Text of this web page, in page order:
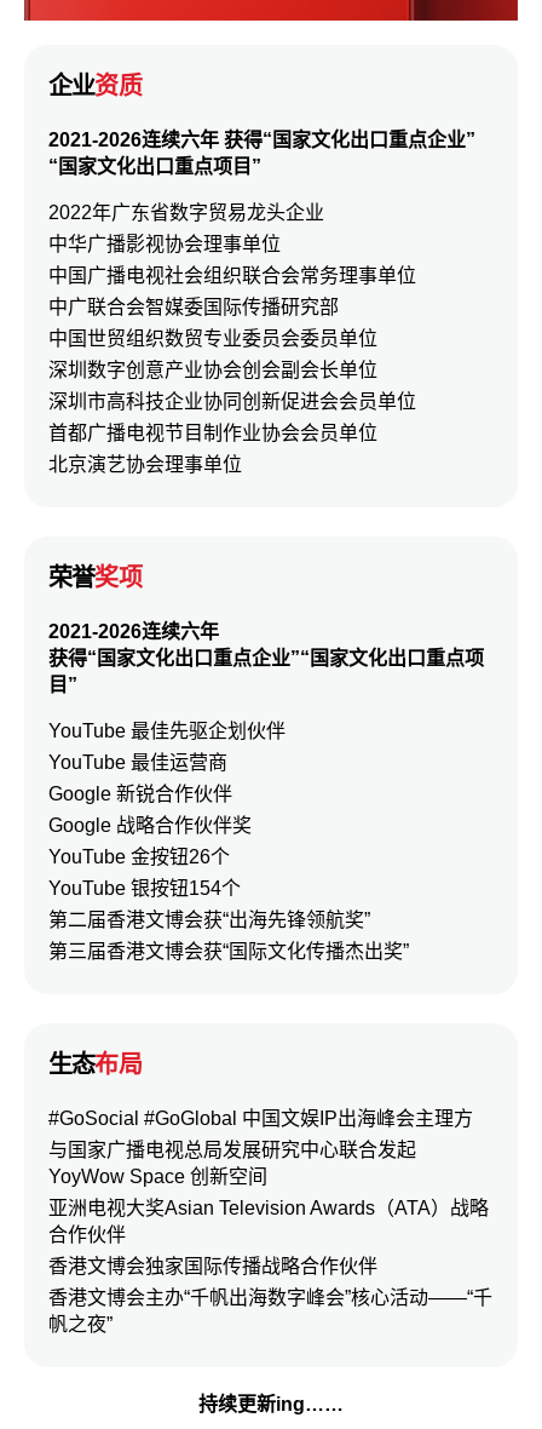
企业资质
2021-2026连续六年 获得“国家文化出口重点企业”
“国家文化出口重点项目”
2022年广东省数字贸易龙头企业
中华广播影视协会理事单位
中国广播电视社会组织联合会常务理事单位
中广联合会智媒委国际传播研究部
中国世贸组织数贸专业委员会委员单位
深圳数字创意产业协会创会副会长单位
深圳市高科技企业协同创新促进会会员单位
首都广播电视节目制作业协会会员单位
北京演艺协会理事单位
荣誉奖项
2021-2026连续六年
获得“国家文化出口重点企业”“国家文化出口重点项
目”
YouTube 最佳先驱企划伙伴
YouTube 最佳运营商
Google 新锐合作伙伴
Google 战略合作伙伴奖
YouTube 金按钮26个
YouTube 银按钮154个
第二届香港文博会获“出海先锋领航奖”
第三届香港文博会获“国际文化传播杰出奖”
生态布局
#GoSocial #GoGlobal 中国文娱IP出海峰会主理方
与国家广播电视总局发展研究中心联合发起
YoyWow Space 创新空间
亚洲电视大奖Asian Television Awards（ATA）战略
合作伙伴
香港文博会独家国际传播战略合作伙伴
香港文博会主办“千帆出海数字峰会”核心活动——“千
帆之夜”
持续更新ing……